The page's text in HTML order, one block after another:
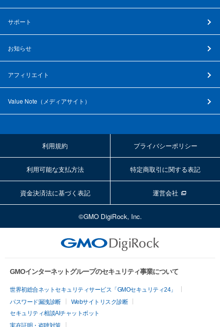
サポート
お知らせ
アフィリエイト
Value Note（ メディアサイト ）
利用規約 プライバシーポリシー
利用可能な支払方法 特定商取引に関する表記
資金決済法に基づく表記 運営会社
©GMO DigiRock, Inc.
GMOインターネットグループのセキュリティ事業について
世界初総合ネットセキュリティサービス「GMOセキュリティ24」
パスワード漏洩診断
Webサイトリスク診断
セキュリティ相談AIチャットボット
実在証明・盗聴対策